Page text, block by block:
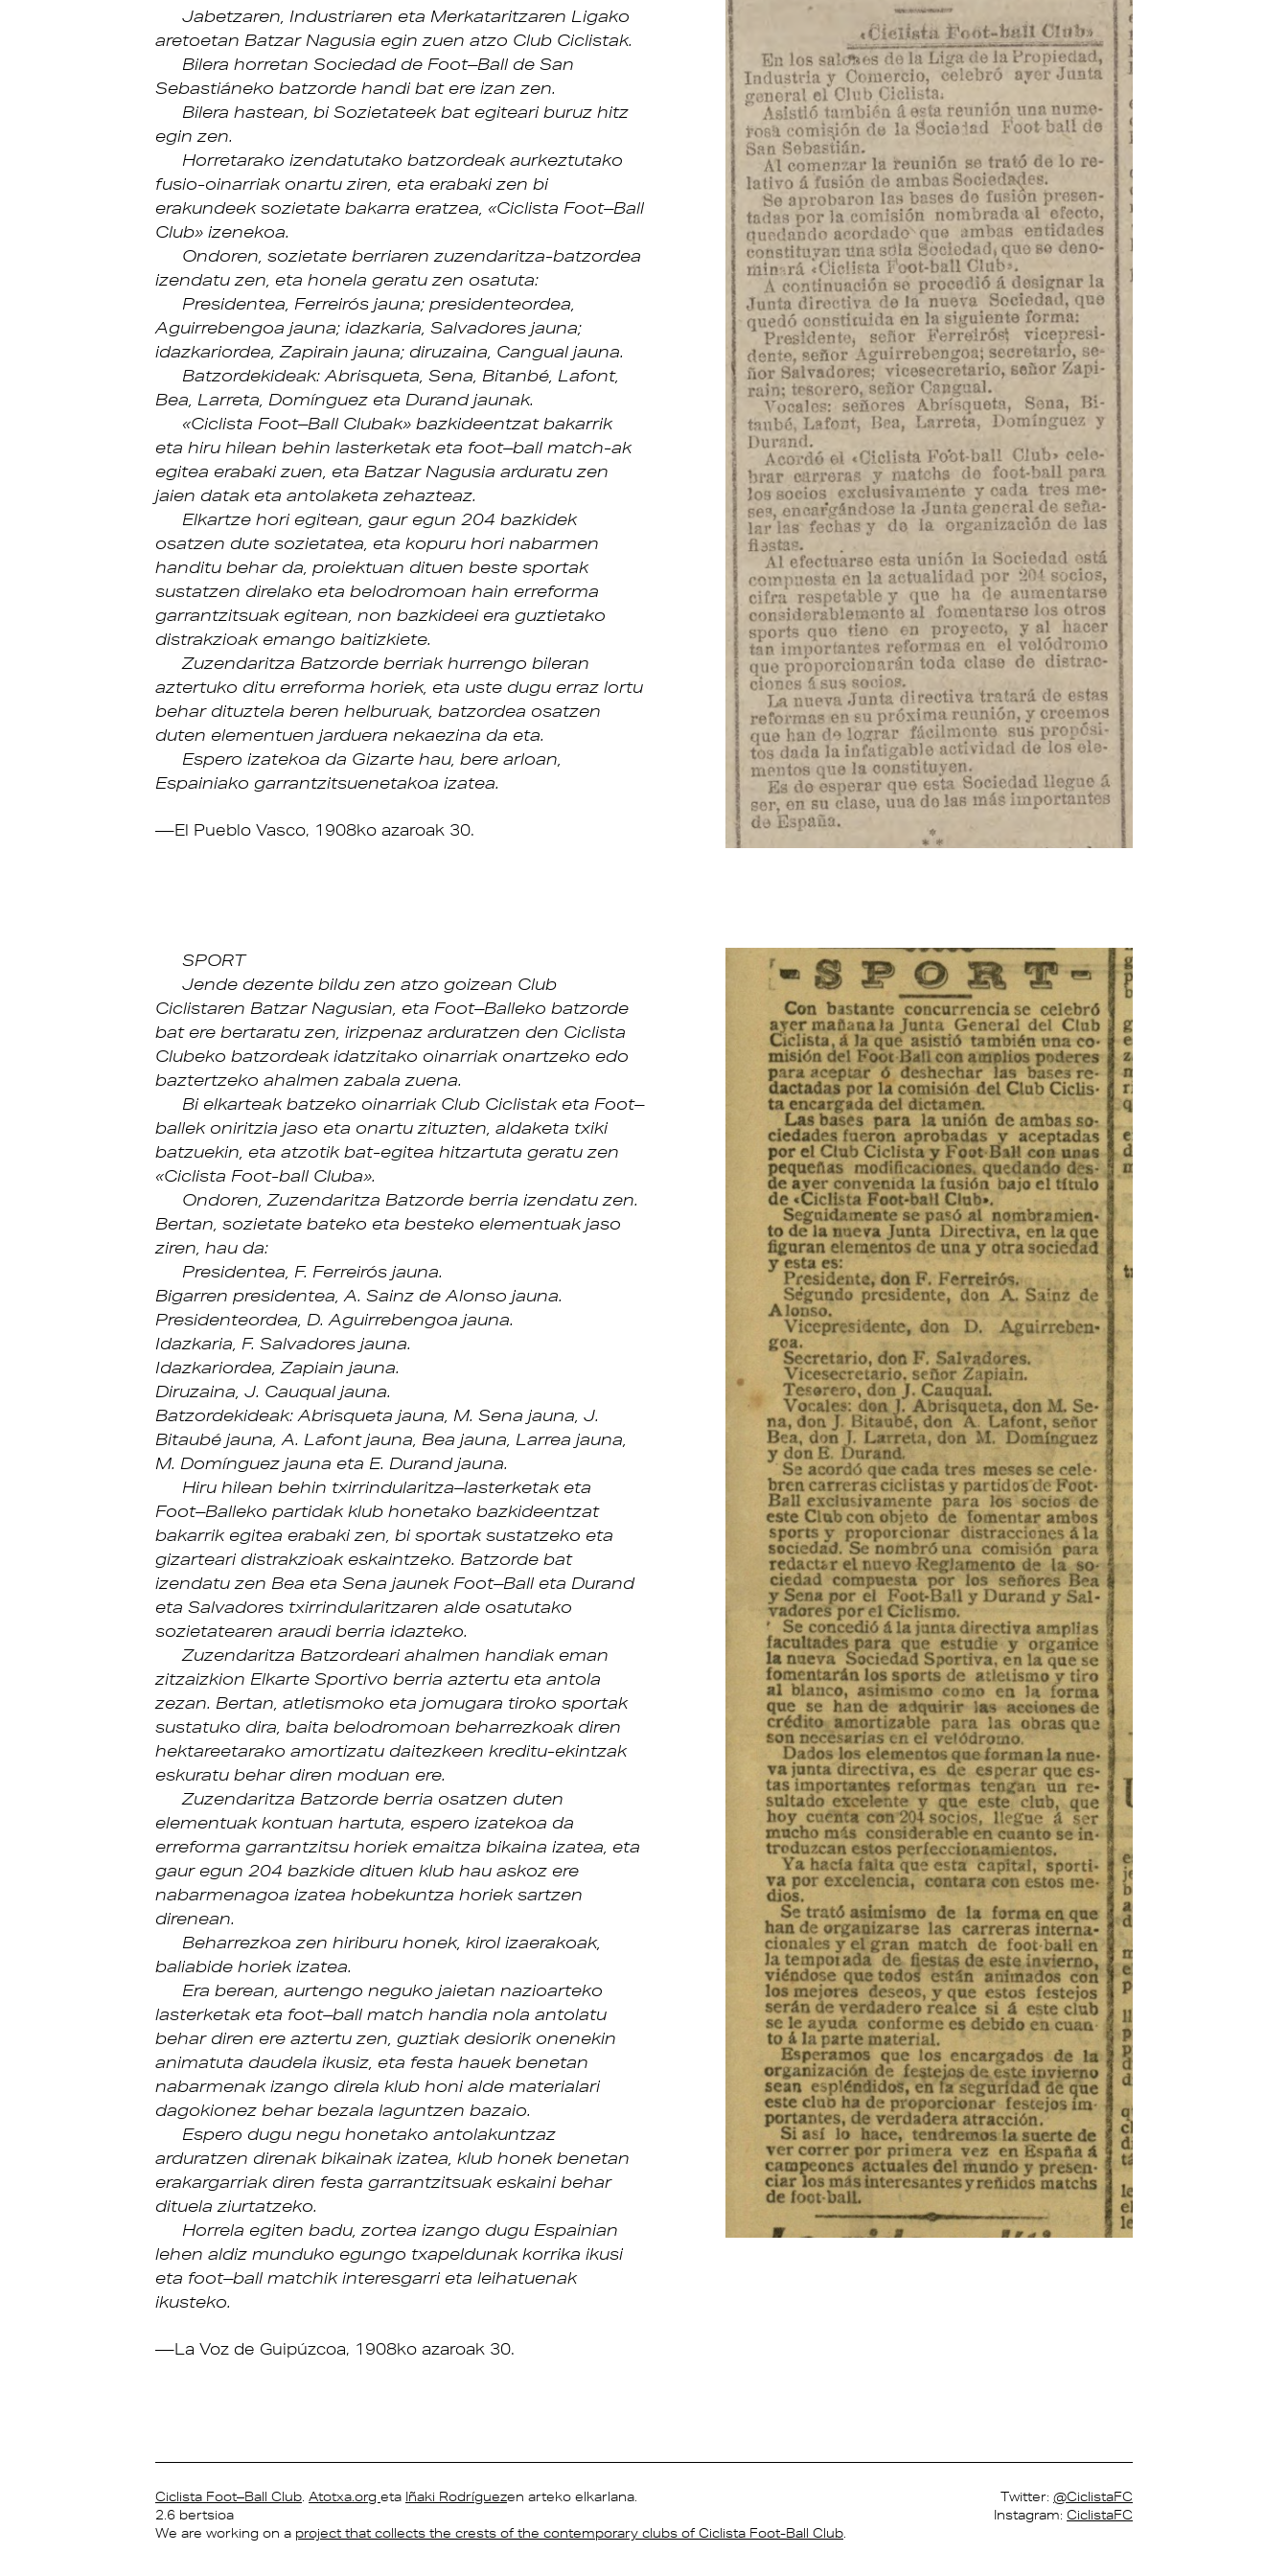
Jabetzaren, Industriaren eta Merkataritzaren Ligako
aretoetan Batzar Nagusia egin zuen atzo Club Ciclistak.
Bilera horretan Sociedad de Foot–Ball de San
Sebastiáneko batzorde handi bat ere izan zen.
Bilera hastean, bi Sozietateek bat egiteari buruz hitz
egin zen.
Horretarako izendatutako batzordeak aurkeztutako
fusio-oinarriak onartu ziren, eta erabaki zen bi
erakundeek sozietate bakarra eratzea, «Ciclista Foot–Ball
Club» izenekoa.
Ondoren, sozietate berriaren zuzendaritza-batzordea
izendatu zen, eta honela geratu zen osatuta:
Presidentea, Ferreirós jauna; presidenteordea,
Aguirrebengoa jauna; idazkaria, Salvadores jauna;
idazkariordea, Zapirain jauna; diruzaina, Cangual jauna.
Batzordekideak: Abrisqueta, Sena, Bitanbé, Lafont,
Bea, Larreta, Domínguez eta Durand jaunak.
«Ciclista Foot–Ball Clubak» bazkideentzat bakarrik
eta hiru hilean behin lasterketak eta foot–ball match-ak
egitea erabaki zuen, eta Batzar Nagusia arduratu zen
jaien datak eta antolaketa zehazteaz.
Elkartze hori egitean, gaur egun 204 bazkidek
osatzen dute sozietatea, eta kopuru hori nabarmen
handitu behar da, proiektuan dituen beste sportak
sustatzen direlako eta belodromoan hain erreforma
garrantzitsuak egitean, non bazkideei era guztietako
distrakzioak emango baitizkiete.
Zuzendaritza Batzorde berriak hurrengo bileran
aztertuko ditu erreforma horiek, eta uste dugu erraz lortu
behar dituztela beren helburuak, batzordea osatzen
duten elementuen jarduera nekaezina da eta.
Espero izatekoa da Gizarte hau, bere arloan,
Espainiako garrantzitsuenetakoa izatea.
El Pueblo Vasco, 1908ko azaroak 30.
SPORT
Jende dezente bildu zen atzo goizean Club
Ciclistaren Batzar Nagusian, eta Foot–Balleko batzorde
bat ere bertaratu zen, irizpenaz arduratzen den Ciclista
Clubeko batzordeak idatzitako oinarriak onartzeko edo
baztertzeko ahalmen zabala zuena.
Bi elkarteak batzeko oinarriak Club Ciclistak eta Foot–
ballek oniritzia jaso eta onartu zituzten, aldaketa txiki
batzuekin, eta atzotik bat-egitea hitzartuta geratu zen
«Ciclista Foot-ball Cluba».
Ondoren, Zuzendaritza Batzorde berria izendatu zen.
Bertan, sozietate bateko eta besteko elementuak jaso
ziren, hau da:
Presidentea, F. Ferreirós jauna.
Bigarren presidentea, A. Sainz de Alonso jauna.
Presidenteordea, D. Aguirrebengoa jauna.
Idazkaria, F. Salvadores jauna.
Idazkariordea, Zapiain jauna.
Diruzaina, J. Cauqual jauna.
Batzordekideak: Abrisqueta jauna, M. Sena jauna, J.
Bitaubé jauna, A. Lafont jauna, Bea jauna, Larrea jauna,
M. Domínguez jauna eta E. Durand jauna.
Hiru hilean behin txirrindularitza–lasterketak eta
Foot–Balleko partidak klub honetako bazkideentzat
bakarrik egitea erabaki zen, bi sportak sustatzeko eta
gizarteari distrakzioak eskaintzeko. Batzorde bat
izendatu zen Bea eta Sena jaunek Foot–Ball eta Durand
eta Salvadores txirrindularitzaren alde osatutako
sozietatearen araudi berria idazteko.
Zuzendaritza Batzordeari ahalmen handiak eman
zitzaizkion Elkarte Sportivo berria aztertu eta antola
zezan. Bertan, atletismoko eta jomugara tiroko sportak
sustatuko dira, baita belodromoan beharrezkoak diren
hektareetarako amortizatu daitezkeen kreditu-ekintzak
eskuratu behar diren moduan ere.
Zuzendaritza Batzorde berria osatzen duten
elementuak kontuan hartuta, espero izatekoa da
erreforma garrantzitsu horiek emaitza bikaina izatea, eta
gaur egun 204 bazkide dituen klub hau askoz ere
nabarmenagoa izatea hobekuntza horiek sartzen
direnean.
Beharrezkoa zen hiriburu honek, kirol izaerakoak,
baliabide horiek izatea.
Era berean, aurtengo neguko jaietan nazioarteko
lasterketak eta foot–ball match handia nola antolatu
behar diren ere aztertu zen, guztiak desiorik onenekin
animatuta daudela ikusiz, eta festa hauek benetan
nabarmenak izango direla klub honi alde materialari
dagokionez behar bezala laguntzen bazaio.
Espero dugu negu honetako antolakuntzaz
arduratzen direnak bikainak izatea, klub honek benetan
erakargarriak diren festa garrantzitsuak eskaini behar
dituela ziurtatzeko.
Horrela egiten badu, zortea izango dugu Espainian
lehen aldiz munduko egungo txapeldunak korrika ikusi
eta foot–ball matchik interesgarri eta leihatuenak
ikusteko.
La Voz de Guipúzcoa, 1908ko azaroak 30.
Ciclista Foot–Ball Club. Atotxa.org eta Iñaki Rodríguezen arteko elkarlana.
2.6 bertsioa
Twitter: @CiclistaFC
Instagram: CiclistaFC
We are working on a project that collects the crests of the contemporary clubs of Ciclista Foot-Ball Club.